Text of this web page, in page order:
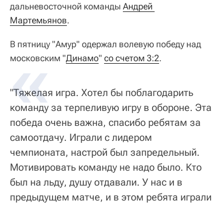
дальневосточной команды Андрей
Мартемьянов.
В пятницу "Амур" одержал волевую победу над
московским "Динамо" со счетом 3:2.
"Тяжелая игра. Хотел бы поблагодарить
команду за терпеливую игру в обороне. Эта
победа очень важна, спасибо ребятам за
самоотдачу. Играли с лидером
чемпионата, настрой был запредельный.
Мотивировать команду не надо было. Кто
был на льду, душу отдавали. У нас и в
предыдущем матче, и в этом ребята играли